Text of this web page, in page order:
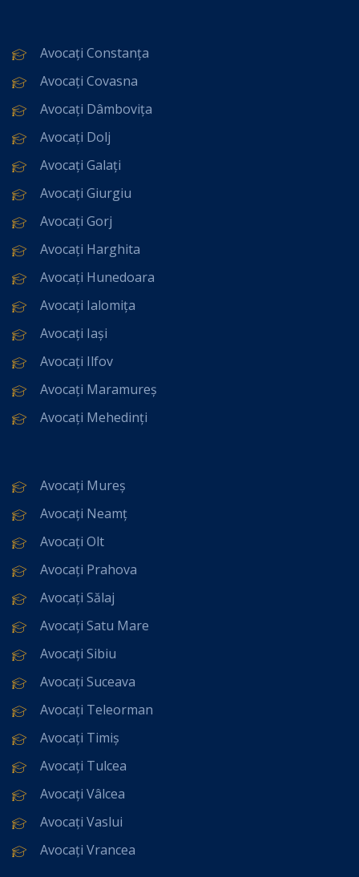
Avocați Constanța
Avocați Covasna
Avocați Dâmbovița
Avocați Dolj
Avocați Galați
Avocați Giurgiu
Avocați Gorj
Avocați Harghita
Avocați Hunedoara
Avocați Ialomița
Avocați Iași
Avocați Ilfov
Avocați Maramureș
Avocați Mehedinți
Avocați Mureș
Avocați Neamț
Avocați Olt
Avocați Prahova
Avocați Sălaj
Avocați Satu Mare
Avocați Sibiu
Avocați Suceava
Avocați Teleorman
Avocați Timiș
Avocați Tulcea
Avocați Vâlcea
Avocați Vaslui
Avocați Vrancea